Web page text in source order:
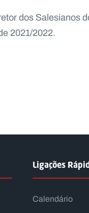
dos Salesianos
2021/2022.
Ligações
Calendário